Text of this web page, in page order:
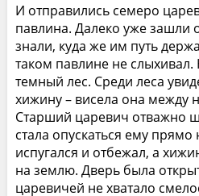
И отправились семеро
павлина. Далеко уже зашли
знали, куда же им путь
таком павлине не
темный лес. Среди леса
хижину – висела она между
Старший царевич отважно
стала опускаться ему
испугался и отбежал, а
на землю. Дверь была
царевичей не хватало